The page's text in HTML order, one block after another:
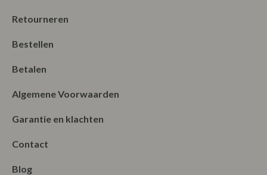
Retourneren
Bestellen
Betalen
Algemene Voorwaarden
Garantie en klachten
Contact
Blog